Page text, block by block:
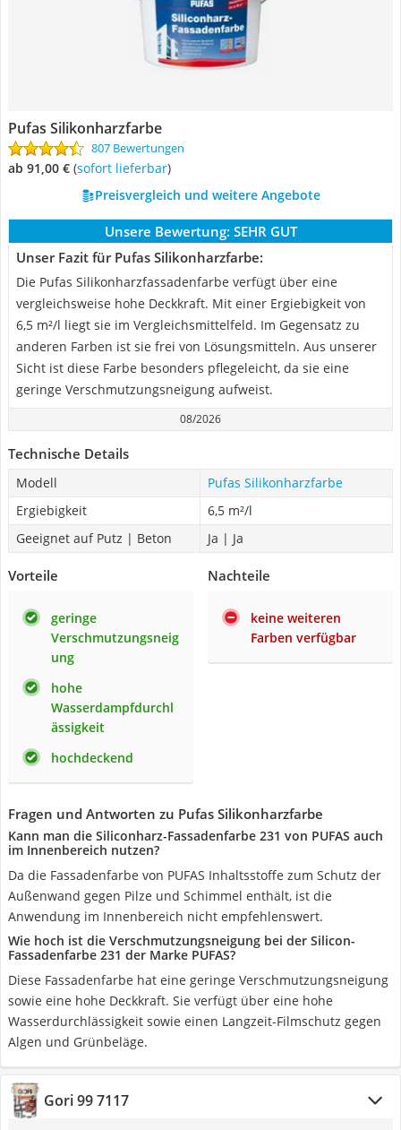
Pufas Silikonharzfarbe
807 Bewertungen
ab 91,00 € ( Sofort lieferbar)
Preisvergleich und weitere Angebote
Unsere Bewertung: SEHR GUT
Unser Fazit für Pufas Silikonharzfarbe:
Die Pufas Silikonharzfassadenfarbe verfügt über eine
vergleichsweise hohe Deckkraft. Mit einer Ergiebigkeit von
6,5 m²/l liegt sie im Vergleichsmittelfeld. Im Gegensatz zu
anderen Farben ist sie frei von Lösungsmitteln. Aus unserer
Sicht ist diese Farbe besonders pflegeleicht, da sie eine
geringe Verschmutzungsneigung aufweist.
08/2026
Technische Details
Modell
Pufas Silikonharzfarbe
Ergiebigkeit
6,5 m²/l
Geeignet auf Putz | Beton
Ja | Ja
Vorteile
geringe
Verschmutzungsneig
ung
hohe
Wasserdampfdurchl
ässigkeit
hochdeckend
Nachteile
keine weiteren
Farben verfügbar
Fragen und Antworten zu Pufas Silikonharzfarbe
Kann man die Siliconharz-Fassadenfarbe 231 von PUFAS auch
im Innenbereich nutzen?
Da die Fassadenfarbe von PUFAS Inhaltsstoffe zum Schutz der
Außenwand gegen Pilze und Schimmel enthält, ist die
Anwendung im Innenbereich nicht empfehlenswert.
Wie hoch ist die Verschmutzungsneigung bei der Silicon-
Fassadenfarbe 231 der Marke PUFAS?
Diese Fassadenfarbe hat eine geringe Verschmutzungsneigung
sowie eine hohe Deckkraft. Sie verfügt über eine hohe
Wasserdurchlässigkeit sowie einen Langzeit-Filmschutz gegen
Algen und Grünbeläge.
Gori 99 7117